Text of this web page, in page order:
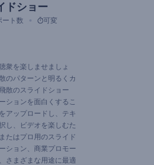
ドショー
ート数 可変
衆を楽しませましょ
のパターンと明るくカ
散のスライドショー
ションを面白くするこ
アップロードし、テキ
し、ビデオを楽しむた
たはプロ用のスライド
ション、商業プロモー
さまざまな用途に最適